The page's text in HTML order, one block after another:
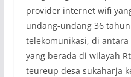
provider internet wifi
undang-undang 36
telekomunikasi, di
yang berada di wilayah
teureup desa sukaharja